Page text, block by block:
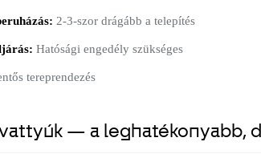
2-3-szor drágább a telepítés
Hatósági engedély szükséges
tereprendezés
— a leghatékonyabb,